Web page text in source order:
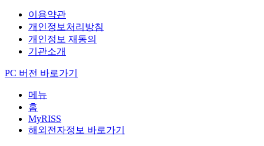
이용약관
개인정보처리방침
개인정보 재동의
기관소개
PC 버전 바로가기
메뉴
홈
MyRISS
해외전자정보 바로가기